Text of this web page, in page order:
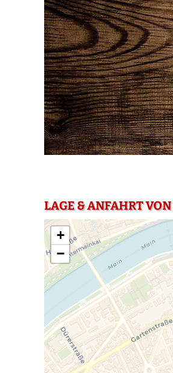
LAGE & ANFAHRT
+
−